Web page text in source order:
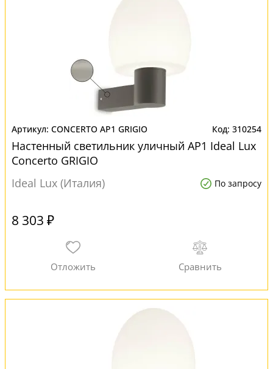
CONCERTO AP1 GRIGIO 310254
Настенный светильник уличный AP1 Ideal Lux
Concerto GRIGIO
Ideal Lux (Италия)
По запросу
8 303 ₽